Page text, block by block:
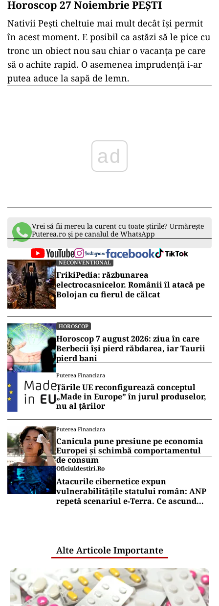
Horoscop 27 Noiembrie PEȘTI
Nativii Pești cheltuie mai mult decât își permit
în acest moment. E posibil ca astăzi să le pice cu
tronc un obiect nou sau chiar o vacanța pe care
să o achite rapid. O asemenea imprudență i-ar
putea aduce la sapă de lemn.
ad
Vrei să fii mereu la curent cu toate știrile? Urmărește
Puterea.ro și pe canalul de WhatsApp
NECONVENTIONAL
FrikiPedia: răzbunarea
electrocasnicelor. Românii îl atacă pe
Bolojan cu fierul de călcat
HOROSCOP
Horoscop 7 august 2026: ziua în care
Berbecii își pierd răbdarea, iar Taurii
pierd bani
Puterea Financiara
Țările UE reconfigurează conceptul
„Made in Europe” în jurul produselor,
nu al țărilor
Puterea Financiara
Canicula pune presiune pe economia
Europei și schimbă comportamentul
de consum
Oficiuldestiri.ro
Atacurile cibernetice expun
vulnerabilitățile statului român: ANP
repetă scenariul e‑Terra. Ce ascund
Alte Articole Importante